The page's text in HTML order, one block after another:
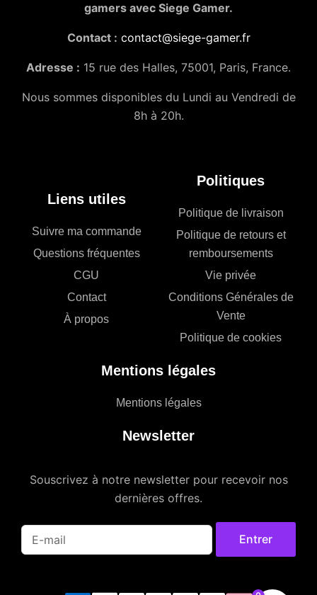
gamers avec Siege Gamer.
Contact : contact@siege-gamer.fr
Adresse : 15 rue des Halles, 75001, Paris, France.
Nous sommes disponibles du Lundi au Vendredi de
8h à 20h.
Liens utiles
Suivre ma commande
Questions fréquentes
CGU
Contact
À propos
Politiques
Politique de livraison
Politique de retours et
remboursements
Vie privée
Conditions Générales de
Vente
Politique de cookies
Mentions légales
Mentions légales
Newsletter
Souscrivez à notre newsletter pour recevoir nos
dernières offres.
Entrer